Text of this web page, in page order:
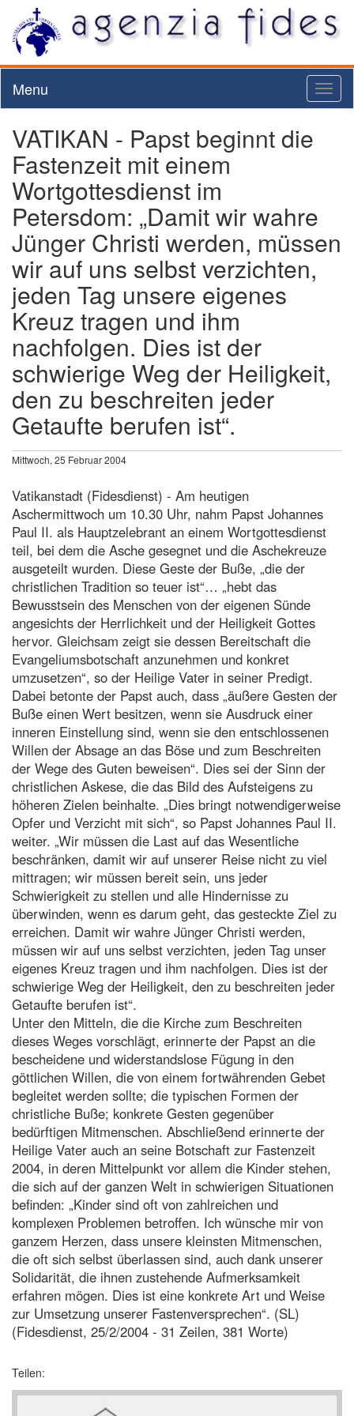
Menu
VATIKAN - Papst beginnt die
Fastenzeit mit einem
Wortgottesdienst im
Petersdom: „Damit wir wahre
Jünger Christi werden, müssen
wir auf uns selbst verzichten,
jeden Tag unsere eigenes
Kreuz tragen und ihm
nachfolgen. Dies ist der
schwierige Weg der Heiligkeit,
den zu beschreiten jeder
Getaufte berufen ist“.
Mittwoch, 25 Februar 2004
Vatikanstadt (Fidesdienst) - Am heutigen
Aschermittwoch um 10.30 Uhr, nahm Papst Johannes
Paul II. als Hauptzelebrant an einem Wortgottesdienst
teil, bei dem die Asche gesegnet und die Aschekreuze
ausgeteilt wurden. Diese Geste der Buße, „die der
christlichen Tradition so teuer ist“… „hebt das
Bewusstsein des Menschen von der eigenen Sünde
angesichts der Herrlichkeit und der Heiligkeit Gottes
hervor. Gleichsam zeigt sie dessen Bereitschaft die
Evangeliumsbotschaft anzunehmen und konkret
umzusetzen“, so der Heilige Vater in seiner Predigt.
Dabei betonte der Papst auch, dass „äußere Gesten der
Buße einen Wert besitzen, wenn sie Ausdruck einer
inneren Einstellung sind, wenn sie den entschlossenen
Willen der Absage an das Böse und zum Beschreiten
der Wege des Guten beweisen“. Dies sei der Sinn der
christlichen Askese, die das Bild des Aufsteigens zu
höheren Zielen beinhalte. „Dies bringt notwendigerweise
Opfer und Verzicht mit sich“, so Papst Johannes Paul II.
weiter. „Wir müssen die Last auf das Wesentliche
beschränken, damit wir auf unserer Reise nicht zu viel
mittragen; wir müssen bereit sein, uns jeder
Schwierigkeit zu stellen und alle Hindernisse zu
überwinden, wenn es darum geht, das gesteckte Ziel zu
erreichen. Damit wir wahre Jünger Christi werden,
müssen wir auf uns selbst verzichten, jeden Tag unser
eigenes Kreuz tragen und ihm nachfolgen. Dies ist der
schwierige Weg der Heiligkeit, den zu beschreiten jeder
Getaufte berufen ist“.
Unter den Mitteln, die die Kirche zum Beschreiten
dieses Weges vorschlägt, erinnerte der Papst an die
bescheidene und widerstandslose Fügung in den
göttlichen Willen, die von einem fortwährenden Gebet
begleitet werden sollte; die typischen Formen der
christliche Buße; konkrete Gesten gegenüber
bedürftigen Mitmenschen. Abschließend erinnerte der
Heilige Vater auch an seine Botschaft zur Fastenzeit
2004, in deren Mittelpunkt vor allem die Kinder stehen,
die sich auf der ganzen Welt in schwierigen Situationen
befinden: „Kinder sind oft von zahlreichen und
komplexen Problemen betroffen. Ich wünsche mir von
ganzem Herzen, dass unsere kleinsten Mitmenschen,
die oft sich selbst überlassen sind, auch dank unserer
Solidarität, die ihnen zustehende Aufmerksamkeit
erfahren mögen. Dies ist eine konkrete Art und Weise
zur Umsetzung unserer Fastenversprechen“. (SL)
(Fidesdienst, 25/2/2004 - 31 Zeilen, 381 Worte)
Teilen: